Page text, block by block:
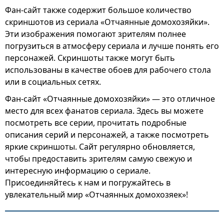
Фан-сайт также содержит большое количество
скриншотов из сериала «Отчаянные домохозяйки».
Эти изображения помогают зрителям полнее
погрузиться в атмосферу сериала и лучше понять его
персонажей. Скриншоты также могут быть
использованы в качестве обоев для рабочего стола
или в социальных сетях.
Фан-сайт «Отчаянные домохозяйки» — это отличное
место для всех фанатов сериала. Здесь вы можете
посмотреть все серии, прочитать подробные
описания серий и персонажей, а также посмотреть
яркие скриншоты. Сайт регулярно обновляется,
чтобы предоставить зрителям самую свежую и
интересную информацию о сериале.
Присоединяйтесь к нам и погружайтесь в
увлекательный мир «Отчаянных домохозяек»!